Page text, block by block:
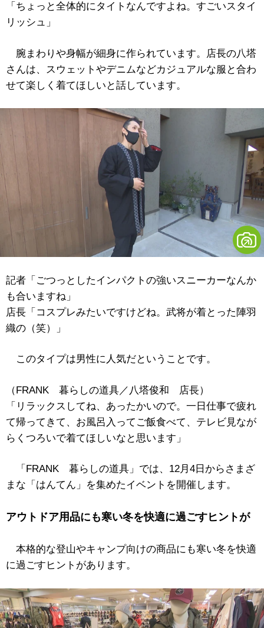
「ちょっと全体的にタイトなんですよね。すごいスタイ
リッシュ」
腕まわりや身幅が細身に作られています。店長の八塔
さんは、スウェットやデニムなどカジュアルな服と合わ
せて楽しく着てほしいと話しています。
記者「ごつっとしたインパクトの強いスニーカーなんか
も合いますね」
店長「コスプレみたいですけどね。武将が着とった陣羽
織の（笑）」
このタイプは男性に人気だということです。
（FRANK 暮らしの道具／八塔俊和 店長）
「リラックスしてね、あったかいので。一日仕事で疲れ
て帰ってきて、お風呂入ってご飯食べて、テレビ見なが
らくつろいで着てほしいなと思います」
「FRANK 暮らしの道具」では、12月4日からさまざ
まな「はんてん」を集めたイベントを開催します。
アウトドア用品にも寒い冬を快適に過ごすヒントが
本格的な登山やキャンプ向けの商品にも寒い冬を快適
に過ごすヒントがあります。